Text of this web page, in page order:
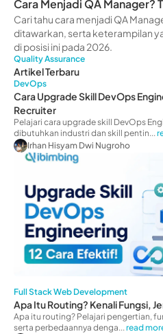
Cara Menjadi QA Manager?
Langkah-langkah
Cari tahu cara menjadi QA
ditawarkan, serta keterampilan
di posisi ini pada 2026.
Quality Assurance
Artikel Terbaru
DevOps
Cara Upgrade Skill DevOps
Recruiter
Pelajari cara upgrade skill DevOps
dibutuhkan industri dan skill pentin...
Irhan Hisyam Dwi Nugroho
Full Stack Web Development
Apa Itu Routing? Kenali Fungsi,
Apa itu routing? Pelajari pengertian,
serta perbedaannya denga...read